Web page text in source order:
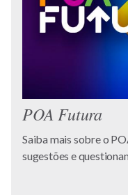
POA Futura
Saiba mais sobre o
sugestões e